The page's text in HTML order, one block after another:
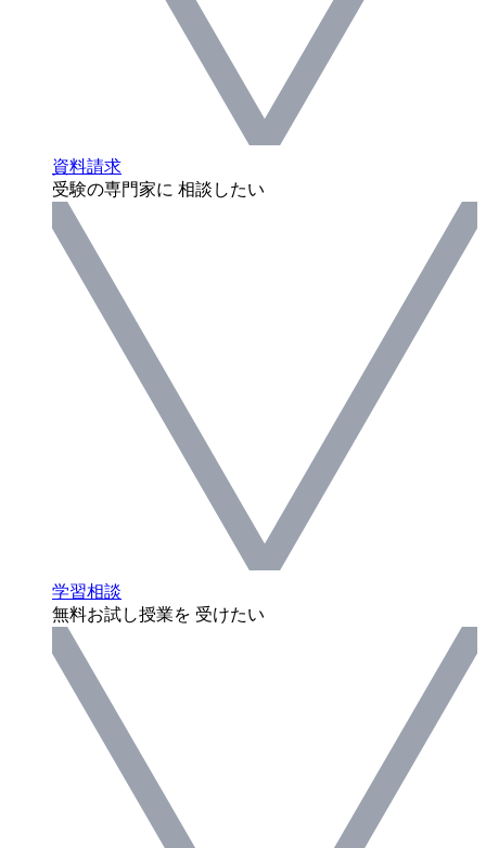
資料請求
受験の専門家に 相談したい
学習相談
無料お試し授業を 受けたい